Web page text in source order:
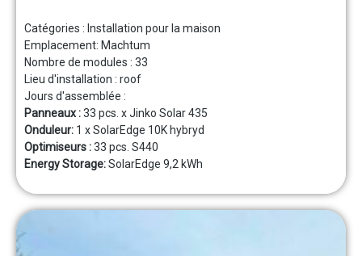
Catégories : Installation pour la maison
Emplacement: Machtum
Nombre de modules : 33
Lieu d'installation : roof
Jours d'assemblée :
Panneaux :33 pcs. x Jinko Solar 435
Onduleur: 1 x SolarEdge 10K hybryd
Optimiseurs :33 pcs. S440
Energy Storage:SolarEdge 9,2 kWh